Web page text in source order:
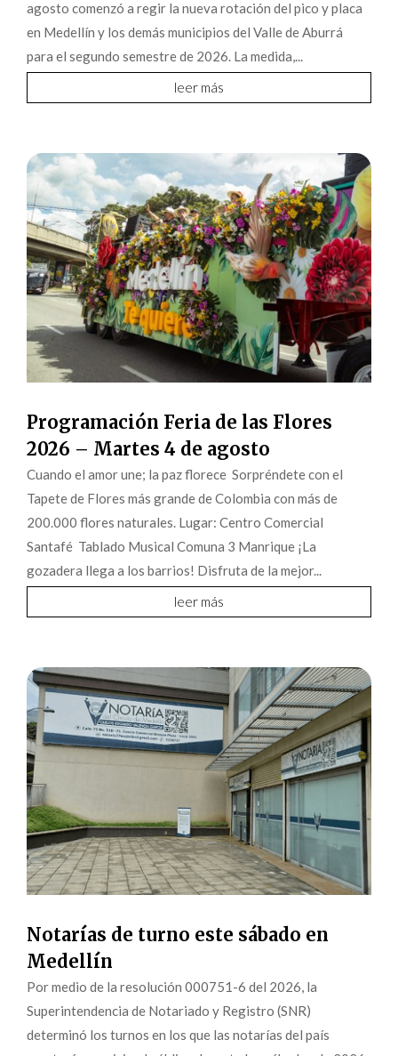
agosto comenzó a regir la nueva rotación del pico y placa
en Medellín y los demás municipios del Valle de Aburrá
para el segundo semestre de 2026. La medida,...
leer más
Programación Feria de las Flores
2026 – Martes 4 de agosto
Cuando el amor une; la paz florece Sorpréndete con el
Tapete de Flores más grande de Colombia con más de
200.000 flores naturales. Lugar: Centro Comercial
Santafé Tablado Musical Comuna 3 Manrique ¡La
gozadera llega a los barrios! Disfruta de la mejor...
leer más
Notarías de turno este sábado en
Medellín
Por medio de la resolución 000751-6 del 2026, la
Superintendencia de Notariado y Registro (SNR)
determinó los turnos en los que las notarías del país